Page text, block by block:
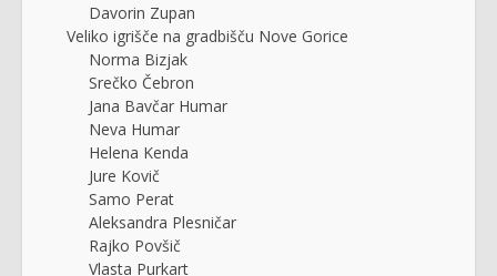
Davorin Zupan
Veliko igrišče na gradbišču Nove Gorice
Norma Bizjak
Srečko Čebron
Jana Bavčar Humar
Neva Humar
Helena Kenda
Jure Kovič
Samo Perat
Aleksandra Plesničar
Rajko Povšič
Vlasta Purkart